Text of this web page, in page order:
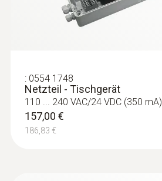
: 0554 1748
Netzteil - Tischgerät
110 ... 240 VAC/24 VDC (350 mA)
157,00 €
186,83 €